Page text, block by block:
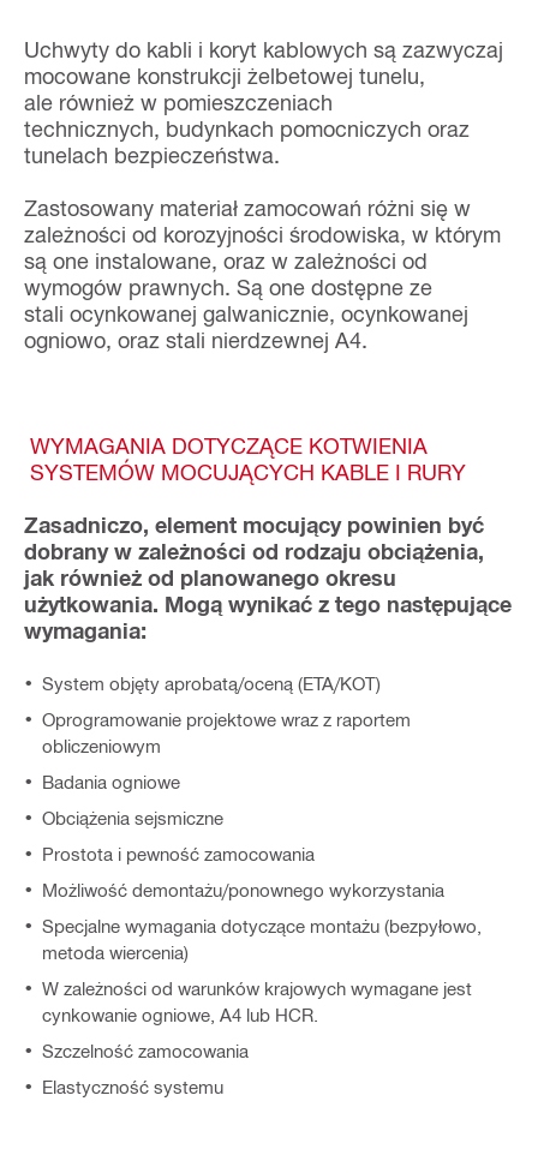
Uchwyty do kabli i koryt kablowych są zazwyczaj
mocowane konstrukcji żelbetowej tunelu,
ale również w pomieszczeniach
technicznych, budynkach pomocniczych oraz
tunelach bezpieczeństwa.
Zastosowany materiał zamocowań różni się w
zależności od korozyjności środowiska, w którym
są one instalowane, oraz w zależności od
wymogów prawnych. Są one dostępne ze
stali ocynkowanej galwanicznie, ocynkowanej
ogniowo, oraz stali nierdzewnej A4.
WYMAGANIA DOTYCZĄCE KOTWIENIA
SYSTEMÓW MOCUJĄCYCH KABLE I RURY
Zasadniczo, element mocujący powinien być
dobrany w zależności od rodzaju obciążenia,
jak również od planowanego okresu
użytkowania. Mogą wynikać z tego następujące
wymagania:
System objęty aprobatą/oceną (ETA/KOT)
Oprogramowanie projektowe wraz z raportem
obliczeniowym
Badania ogniowe
Obciążenia sejsmiczne
Prostota i pewność zamocowania
Możliwość demontażu/ponownego wykorzystania
Specjalne wymagania dotyczące montażu (bezpyłowo,
metoda wiercenia)
W zależności od warunków krajowych wymagane jest
cynkowanie ogniowe, A4 lub HCR.
Szczelność zamocowania
Elastyczność systemu